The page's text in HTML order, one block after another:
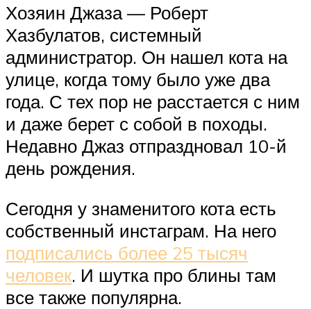
Хозяин Джаза — Роберт
Хазбулатов, системный
администратор. Он нашел кота на
улице, когда тому было уже два
года. С тех пор не расстается с ним
и даже берет с собой в походы.
Недавно Джаз отпраздновал 10-й
день рождения.
Сегодня у знаменитого кота есть
собственный инстаграм. На него
подписались более 25 тысяч
человек. И шутка про блины там
все также популярна.